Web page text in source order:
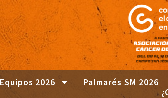
Equipos 2026 Palmarés SM 2026